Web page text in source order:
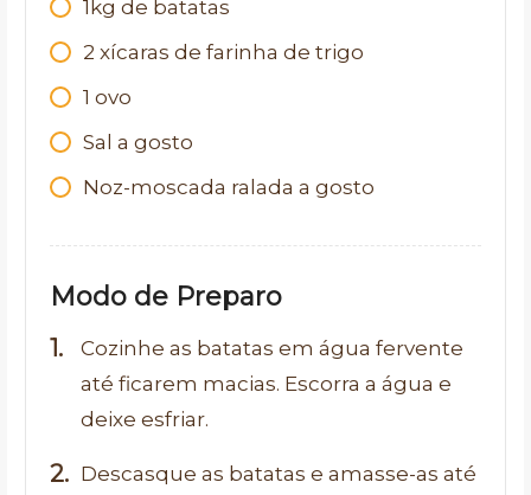
1kg de batatas
2 xícaras de farinha de trigo
1 ovo
Sal a gosto
Noz-moscada ralada a gosto
Modo de Preparo
Cozinhe as batatas em água fervente
até ficarem macias. Escorra a água e
deixe esfriar.
Descasque as batatas e amasse-as até